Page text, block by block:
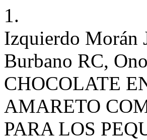
1.
Izquierdo Morán
Burbano RC,
CHOCOLATE
AMARETO
PARA LOS